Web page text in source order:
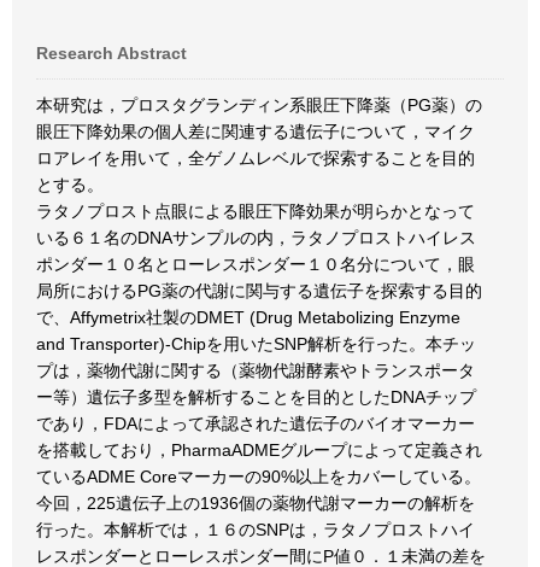
Research Abstract
本研究は，プロスタグランディン系眼圧下降薬（PG薬）の
眼圧下降効果の個人差に関連する遺伝子について，マイク
ロアレイを用いて，全ゲノムレベルで探索することを目的
とする。
ラタノプロスト点眼による眼圧下降効果が明らかとなって
いる６１名のDNAサンプルの内，ラタノプロストハイレス
ポンダー１０名とローレスポンダー１０名分について，眼
局所におけるPG薬の代謝に関与する遺伝子を探索する目的
で、Affymetrix社製のDMET (Drug Metabolizing Enzyme
and Transporter)-Chipを用いたSNP解析を行った。本チッ
プは，薬物代謝に関する（薬物代謝酵素やトランスポータ
ー等）遺伝子多型を解析することを目的としたDNAチップ
であり，FDAによって承認された遺伝子のバイオマーカー
を搭載しており，PharmaADMEグループによって定義され
ているADME Coreマーカーの90%以上をカバーしている。
今回，225遺伝子上の1936個の薬物代謝マーカーの解析を
行った。本解析では，１６のSNPは，ラタノプロストハイ
レスポンダーとローレスポンダー間にP値０．１未満の差を